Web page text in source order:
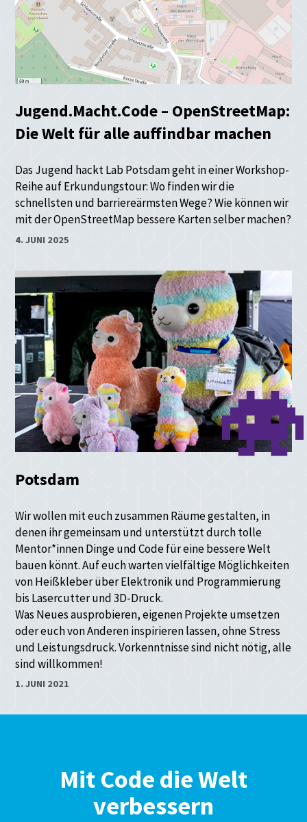
Jugend.Macht.Code – OpenStreetMap:
Die Welt für alle auffindbar machen
Das Jugend hackt Lab Potsdam geht in einer Workshop-
Reihe auf Erkundungstour: Wo finden wir die
schnellsten und barriereärmsten Wege? Wie können wir
mit der OpenStreetMap bessere Karten selber machen?
4. JUNI 2025
Potsdam
Wir wollen mit euch zusammen Räume gestalten, in
denen ihr gemeinsam und unterstützt durch tolle
Mentor*innen Dinge und Code für eine bessere Welt
bauen könnt. Auf euch warten vielfältige Möglichkeiten
von Heißkleber über Elektronik und Programmierung
bis Lasercutter und 3D-Druck.
Was Neues ausprobieren, eigenen Projekte umsetzen
oder euch von Anderen inspirieren lassen, ohne Stress
und Leistungsdruck. Vorkenntnisse sind nicht nötig, alle
sind willkommen!
1. JUNI 2021
Mit Code die Welt
verbessern